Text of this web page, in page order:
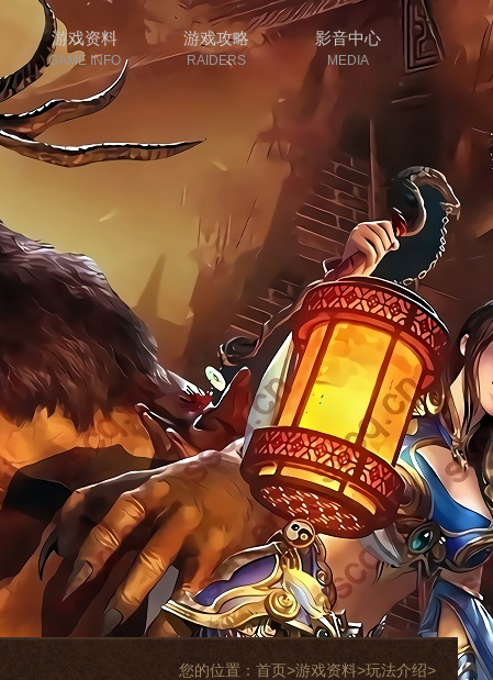
游戏资料
GAME INFO
游戏攻略
RAIDERS
影音中心
MEDIA
您的位置： 首页>游戏资料>玩法介绍>